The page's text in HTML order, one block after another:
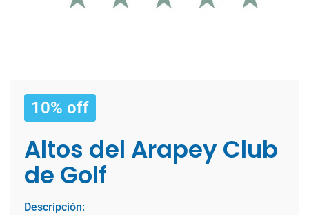
10% off
Altos del Arapey Club
de Golf
Descripción: